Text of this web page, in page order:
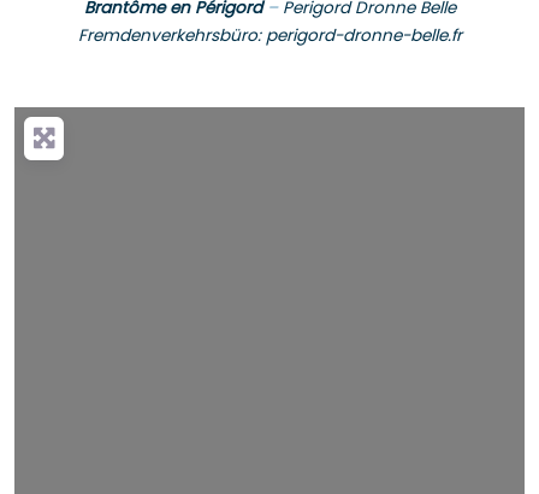
Brantôme en Périgord– Perigord Dronne Belle
Fremdenverkehrsbüro: perigord-dronne-belle.fr